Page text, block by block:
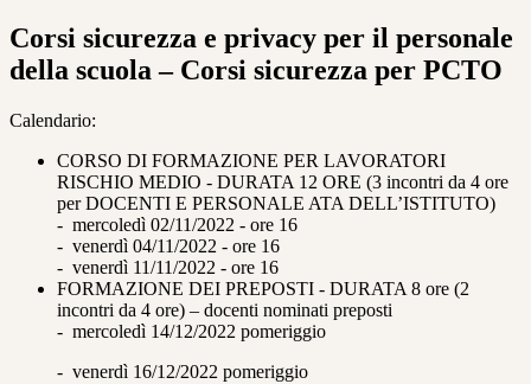
Corsi sicurezza e privacy per il personale
della scuola – Corsi sicurezza per PCTO
Calendario:
CORSO DI FORMAZIONE PER LAVORATORI
RISCHIO MEDIO - DURATA 12 ORE (3 incontri da 4 ore
per DOCENTI E PERSONALE ATA DELL’ISTITUTO)
- mercoledì 02/11/2022 - ore 16
- venerdì 04/11/2022 - ore 16
- venerdì 11/11/2022 - ore 16
FORMAZIONE DEI PREPOSTI - DURATA 8 ore (2
incontri da 4 ore) – docenti nominati preposti
- mercoledì 14/12/2022 pomeriggio
- venerdì 16/12/2022 pomeriggio